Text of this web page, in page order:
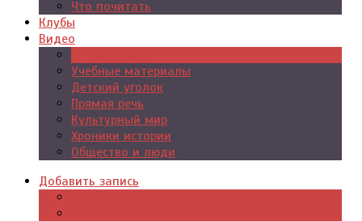
Что почитать
Клубы
Видео
Учебные материалы
Детский уголок
Прямая речь
Культурный мир
Хроники истории
Общество и люди
Добавить запись